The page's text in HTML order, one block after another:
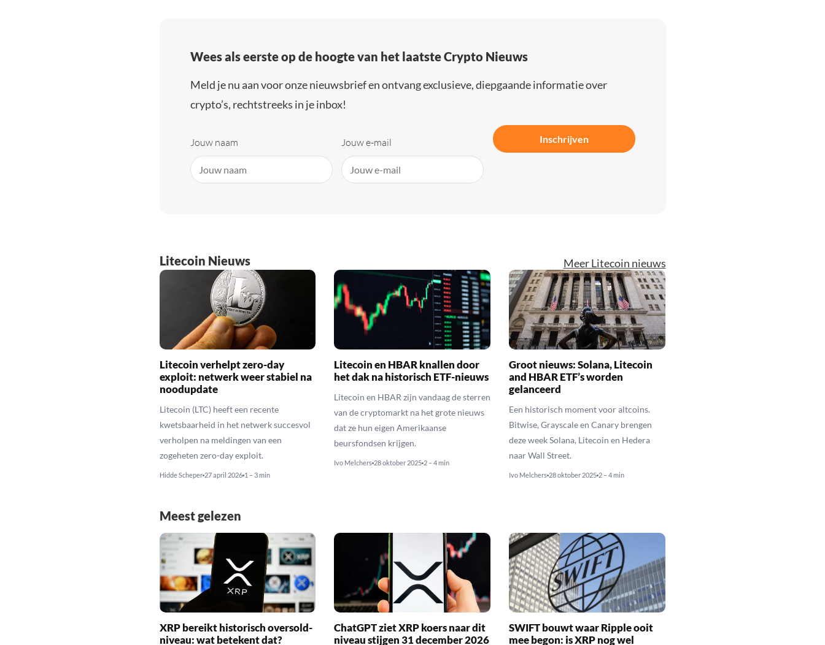
Wees als eerste op de hoogte van het laatste Crypto Nieuws
Meld je nu aan voor onze nieuwsbrief en ontvang exclusieve, diepgaande informatie over
crypto’s, rechtstreeks in je inbox!
Jouw naam Jouw e-mail Inschrijven
Litecoin Nieuws Meer Litecoin nieuws
Litecoin verhelpt zero-day
exploit: netwerk weer stabiel na
noodupdate
Litecoin (LTC) heeft een recente
kwetsbaarheid in het netwerk succesvol
verholpen na meldingen van een
zogeheten zero-day exploit.
Hidde Scheper 27 april 2026 1 – 3 min
Litecoin en HBAR knallen door
het dak na historisch ETF-nieuws
Litecoin en HBAR zijn vandaag de sterren
van de cryptomarkt na het grote nieuws
dat ze hun eigen Amerikaanse
beursfondsen krijgen.
Ivo Melchers 28 oktober 2025 2 – 4 min
Groot nieuws: Solana, Litecoin
and HBAR ETF’s worden
gelanceerd
Een historisch moment voor altcoins.
Bitwise, Grayscale en Canary brengen
deze week Solana, Litecoin en Hedera
naar Wall Street.
Ivo Melchers 28 oktober 2025 2 – 4 min
Meest gelezen
XRP bereikt historisch oversold-
niveau: wat betekent dat?
ChatGPT ziet XRP koers naar dit
niveau stijgen 31 december 2026
SWIFT bouwt waar Ripple ooit
mee begon: is XRP nog wel